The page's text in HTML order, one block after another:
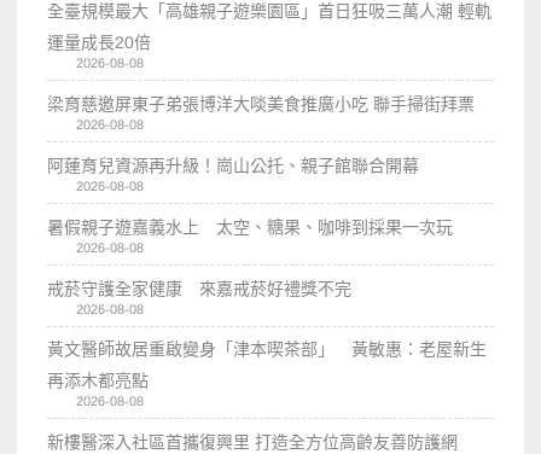
全臺規模最大「高雄親子遊樂園區」首日狂吸三萬人潮 輕軌
運量成長20倍
2026-08-08
梁育慈邀屏東子弟張博洋大啖美食推廣小吃 聯手掃街拜票
2026-08-08
阿蓮育兒資源再升級！崗山公托、親子館聯合開幕
2026-08-08
暑假親子遊嘉義水上 太空、糖果、咖啡到採果一次玩
2026-08-08
戒菸守護全家健康 來嘉戒菸好禮獎不完
2026-08-08
黃文醫師故居重啟變身「津本喫茶部」 黃敏惠：老屋新生
再添木都亮點
2026-08-08
新樓醫深入社區首攜復興里 打造全方位高齡友善防護網